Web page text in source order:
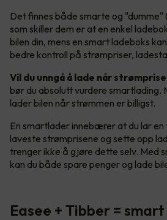
Det finnes både smarte og
som skiller dem er at en enkel
bilen din, mens en smart ladeboks
bedre kontroll på strømpriser,
Vil du unngå å lade når
bør du absolutt vurdere smartlading.
lader bilen når strømmen er billigst.
En smartlader innebærer at du lar
laveste strømprisene og sette opp
trenger ikke å gjøre dette selv. Med
kan du både spare penger og lade
Easee + Tibber = smart